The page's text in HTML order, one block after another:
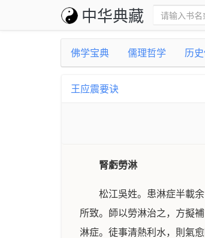
中华典藏
佛学宝典 儒理哲学 历
王应震要诀
腎虧勞淋
松江吳姓。患淋症半載
所致。師以勞淋治之，方擬
淋症。徒事清熱利水，則氣